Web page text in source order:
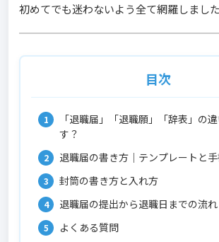
初めてでも迷わないよう全て網羅しました
目次
「退職届」「退職願」「辞表」の
す？
退職届の書き方｜テンプレートと
封筒の書き方と入れ方
退職届の提出から退職日までの流れ
よくある質問